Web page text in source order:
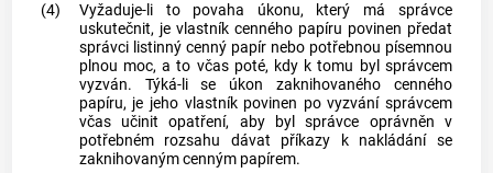
(4)
Vyžaduje-li to povaha úkonu, který má správce
uskutečnit, je vlastník cenného papíru povinen předat
správci listinný cenný papírnebo potřebnou písemnou
plnou moc, a to včas poté, kdy k tomu byl správcem
vyzván. Týká-li se úkon zaknihovaného cenného
papíru, je jeho vlastník povinen po vyzvání správcem
včas učinit opatření, aby byl správce oprávněn v
potřebném rozsahu dávat příkazy k nakládání se
zaknihovanýmcenným papírem.